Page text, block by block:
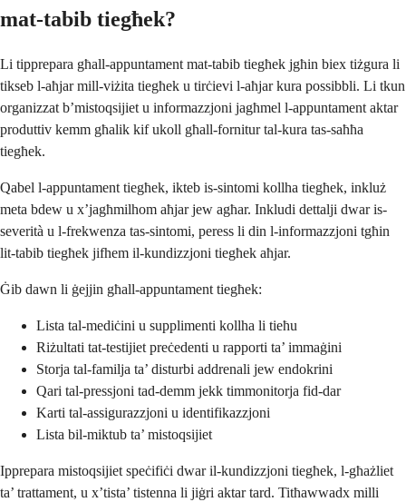
mat-tabib tiegħek?
Li tipprepara għall-appuntament mat-tabib tiegħek jgħin biex tiżgura li
tikseb l-aħjar mill-viżita tiegħek u tirċievi l-aħjar kura possibbli. Li tkun
organizzat b’mistoqsijiet u informazzjoni jagħmel l-appuntament aktar
produttiv kemm għalik kif ukoll għall-fornitur tal-kura tas-saħħa
tiegħek.
Qabel l-appuntament tiegħek, ikteb is-sintomi kollha tiegħek, inkluż
meta bdew u x’jagħmilhom aħjar jew agħar. Inkludi dettalji dwar is-
severità u l-frekwenza tas-sintomi, peress li din l-informazzjoni tgħin
lit-tabib tiegħek jifhem il-kundizzjoni tiegħek aħjar.
Ġib dawn li ġejjin għall-appuntament tiegħek:
Lista tal-mediċini u supplimenti kollha li tieħu
Riżultati tat-testijiet preċedenti u rapporti ta’ immaġini
Storja tal-familja ta’ disturbi addrenali jew endokrini
Qari tal-pressjoni tad-demm jekk timmonitorja fid-dar
Karti tal-assigurazzjoni u identifikazzjoni
Lista bil-miktub ta’ mistoqsijiet
Ipprepara mistoqsijiet speċifiċi dwar il-kundizzjoni tiegħek, l-għażliet
ta’ trattament, u x’tista’ tistenna li jiġri aktar tard. Titħawwadx milli